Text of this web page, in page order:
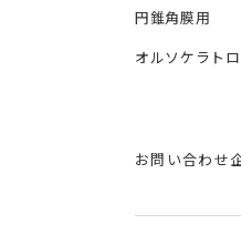
円錐角膜用
オルソケラト
お問い合わせ